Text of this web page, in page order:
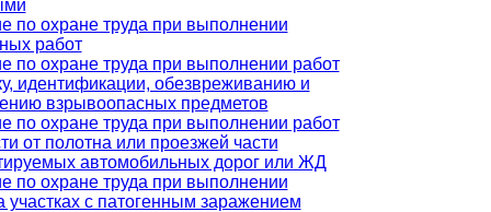
по охране труда при выполнении
работ
по охране труда при выполнении работ
идентификации, обезвреживанию и
взрывоопасных предметов
по охране труда при выполнении работ
от полотна или проезжей части
автомобильных дорог или ЖД
по охране труда при выполнении
участках с патогенным заражением